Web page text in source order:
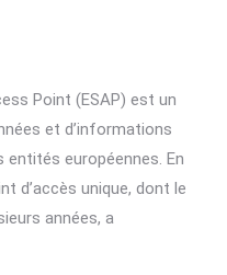
Point (ESAP) est un
et d’informations
européennes. En
d’accès unique, dont le
années, a